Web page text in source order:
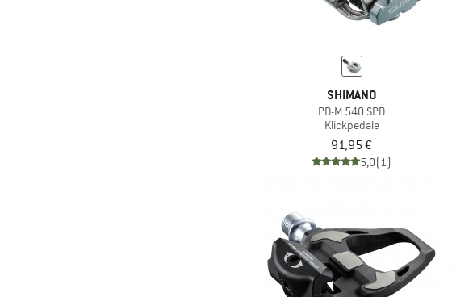
SHIMANO
PD-M 540 SPD
Klickpedale
91,95 €
5,0(1)